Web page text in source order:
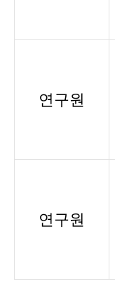
연구원
연구원